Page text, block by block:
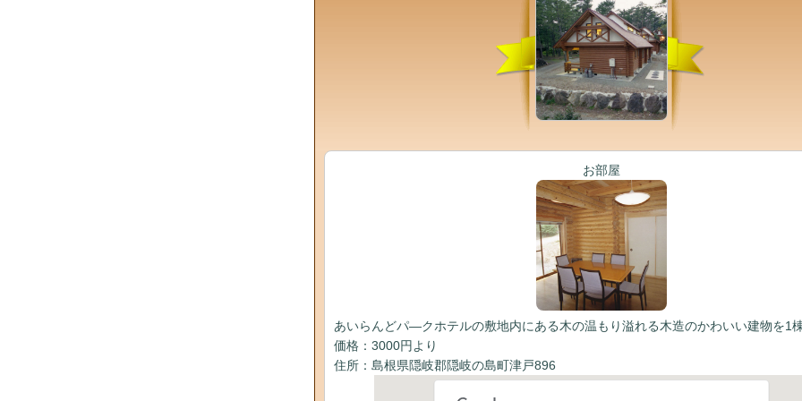
お部屋
あいらんどパ―クホテルの敷地内にある木の温もり溢れる木造のかわいい建物を1
価格：3000円より
住所：島根県隠岐郡隠岐の島町津戸896